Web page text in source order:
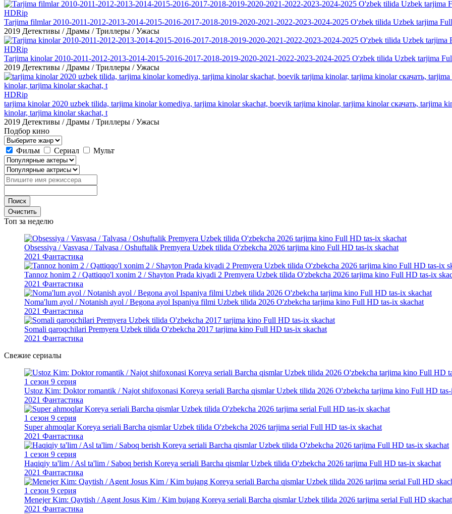
HDRip
Tarjima filmlar 2010-2011-2012-2013-2014-2015-2016-2017-2018-2019-2020-2021-2022-2023-2024-2025 O'zbek tilida Uzbek tarjima
2019 Детективы / Драмы / Триллеры / Ужасы
HDRip
Tarjima kinolar 2010-2011-2012-2013-2014-2015-2016-2017-2018-2019-2020-2021-2022-2023-2024-2025 O'zbek tilida Uzbek tarjima
2019 Детективы / Драмы / Триллеры / Ужасы
HDRip
tarjima kinolar 2020 uzbek tilida, tarjima kinolar komediya, tarjima kinolar skachat, boevik tarjima kinolar, tarjima kinolar скачать, tarjima
kinolar, tarjima kinolar skachat, t
2019 Детективы / Драмы / Триллеры / Ужасы
Подбор кино
Фильм Сериал Мульт
Топ за неделю
Obsessiya / Vasvasa / Talvasa / Oshuftalik Premyera Uzbek tilida O'zbekcha 2026 tarjima kino Full HD tas-ix skachat
2021 Фантастика
Tannoz honim 2 / Qattiqqo'l xonim 2 / Shayton Prada kiyadi 2 Premyera Uzbek tilida O'zbekcha 2026 tarjima kino Full HD tas-ix
2021 Фантастика
Noma'lum ayol / Notanish ayol / Begona ayol Ispaniya filmi Uzbek tilida 2026 O'zbekcha tarjima kino Full HD tas-ix skachat
2021 Фантастика
Somali qaroqchilari Premyera Uzbek tilida O'zbekcha 2017 tarjima kino Full HD tas-ix skachat
2021 Фантастика
Свежие сериалы
1 сезон 9 серия
Ustoz Kim: Doktor romantik / Najot shifoxonasi Koreya seriali Barcha qismlar Uzbek tilida 2026 O'zbekcha tarjima kino Full HD
2021 Фантастика
1 сезон 9 серия
Super ahmoqlar Koreya seriali Barcha qismlar Uzbek tilida O'zbekcha 2026 tarjima serial Full HD tas-ix skachat
2021 Фантастика
1 сезон 9 серия
Haqiqiy ta'lim / Asl ta'lim / Saboq berish Koreya seriali Barcha qismlar Uzbek tilida O'zbekcha 2026 tarjima Full HD tas-ix skachat
2021 Фантастика
1 сезон 9 серия
Menejer Kim: Qaytish / Agent Josus Kim / Kim bujang Koreya seriali Barcha qismlar Uzbek tilida 2026 tarjima serial Full HD skachat
2021 Фантастика